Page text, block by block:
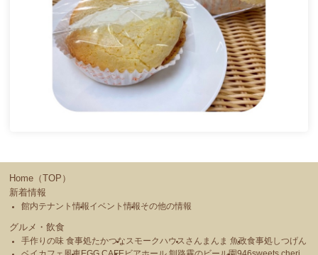
Home（TOP）
新着情報
館内テナント情報イベント情報その他の情報
グルメ・飲食
手作りの味 食事処たかつなスモークハウスさんまんま 魚政食事処しつげん